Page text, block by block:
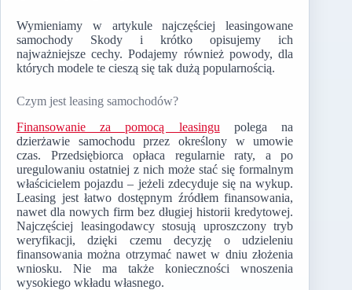
Wymieniamy w artykule najczęściej leasingowane
samochody Skody i krótko opisujemy ich
najważniejsze cechy. Podajemy również powody, dla
których modele te cieszą się tak dużą popularnością.
Czym jest leasing samochodów?
Finansowanie za pomocą leasingu polega na
dzierżawie samochodu przez określony w umowie
czas. Przedsiębiorca opłaca regularnie raty, a po
uregulowaniu ostatniej z nich może stać się formalnym
właścicielem pojazdu – jeżeli zdecyduje się na wykup.
Leasing jest łatwo dostępnym źródłem finansowania,
nawet dla nowych firm bez długiej historii kredytowej.
Najczęściej leasingodawcy stosują uproszczony tryb
weryfikacji, dzięki czemu decyzję o udzieleniu
finansowania można otrzymać nawet w dniu złożenia
wniosku. Nie ma także konieczności wnoszenia
wysokiego wkładu własnego.